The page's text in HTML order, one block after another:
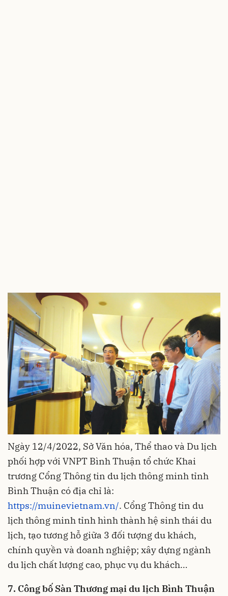
Ngày 12/4/2022, Sở Văn hóa, Thể thao và Du lịch
phối hợp với VNPT Bình Thuận tổ chức Khai
trương Cổng Thông tin du lịch thông minh tỉnh
Bình Thuận có địa chỉ là:
https://muinevietnam.vn/. Cổng Thông tin du
lịch thông minh tỉnh hình thành hệ sinh thái du
lịch, tạo tương hỗ giữa 3 đối tượng du khách,
chính quyền và doanh nghiệp; xây dựng ngành
du lịch chất lượng cao, phục vụ du khách…
7. Công bố Sàn Thương mại du lịch Bình Thuận